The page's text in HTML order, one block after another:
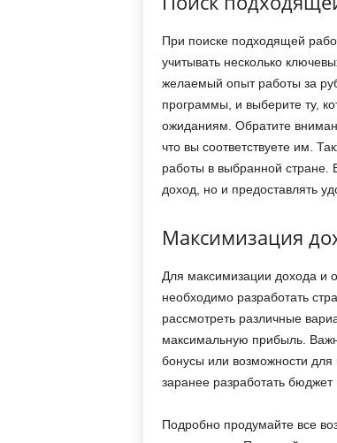
При поиске подходящей
учитывать несколько
желаемый опыт работы за
программы, и выберите ту,
ожиданиям. Обратите
что вы соответствуете им.
работы в выбранной стране.
доход, но и предоставлять
Максимизация
Для максимизации дохода и
необходимо разработать
рассмотреть различные
максимальную прибыль.
бонусы или возможности для
заранее разработать
Подробно продумайте все